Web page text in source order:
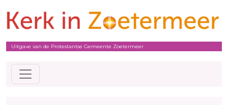
Uitgave van de Protestantse Gemeente Zoetermeer